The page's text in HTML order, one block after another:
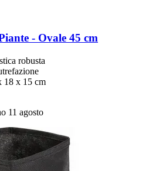
-​ Ovale 45 cm
robusta
18 x 15 cm
11 agosto